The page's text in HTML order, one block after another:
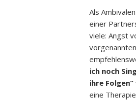
Als
einer
viele: Angst
ich noch
ihre Folgen“
eine